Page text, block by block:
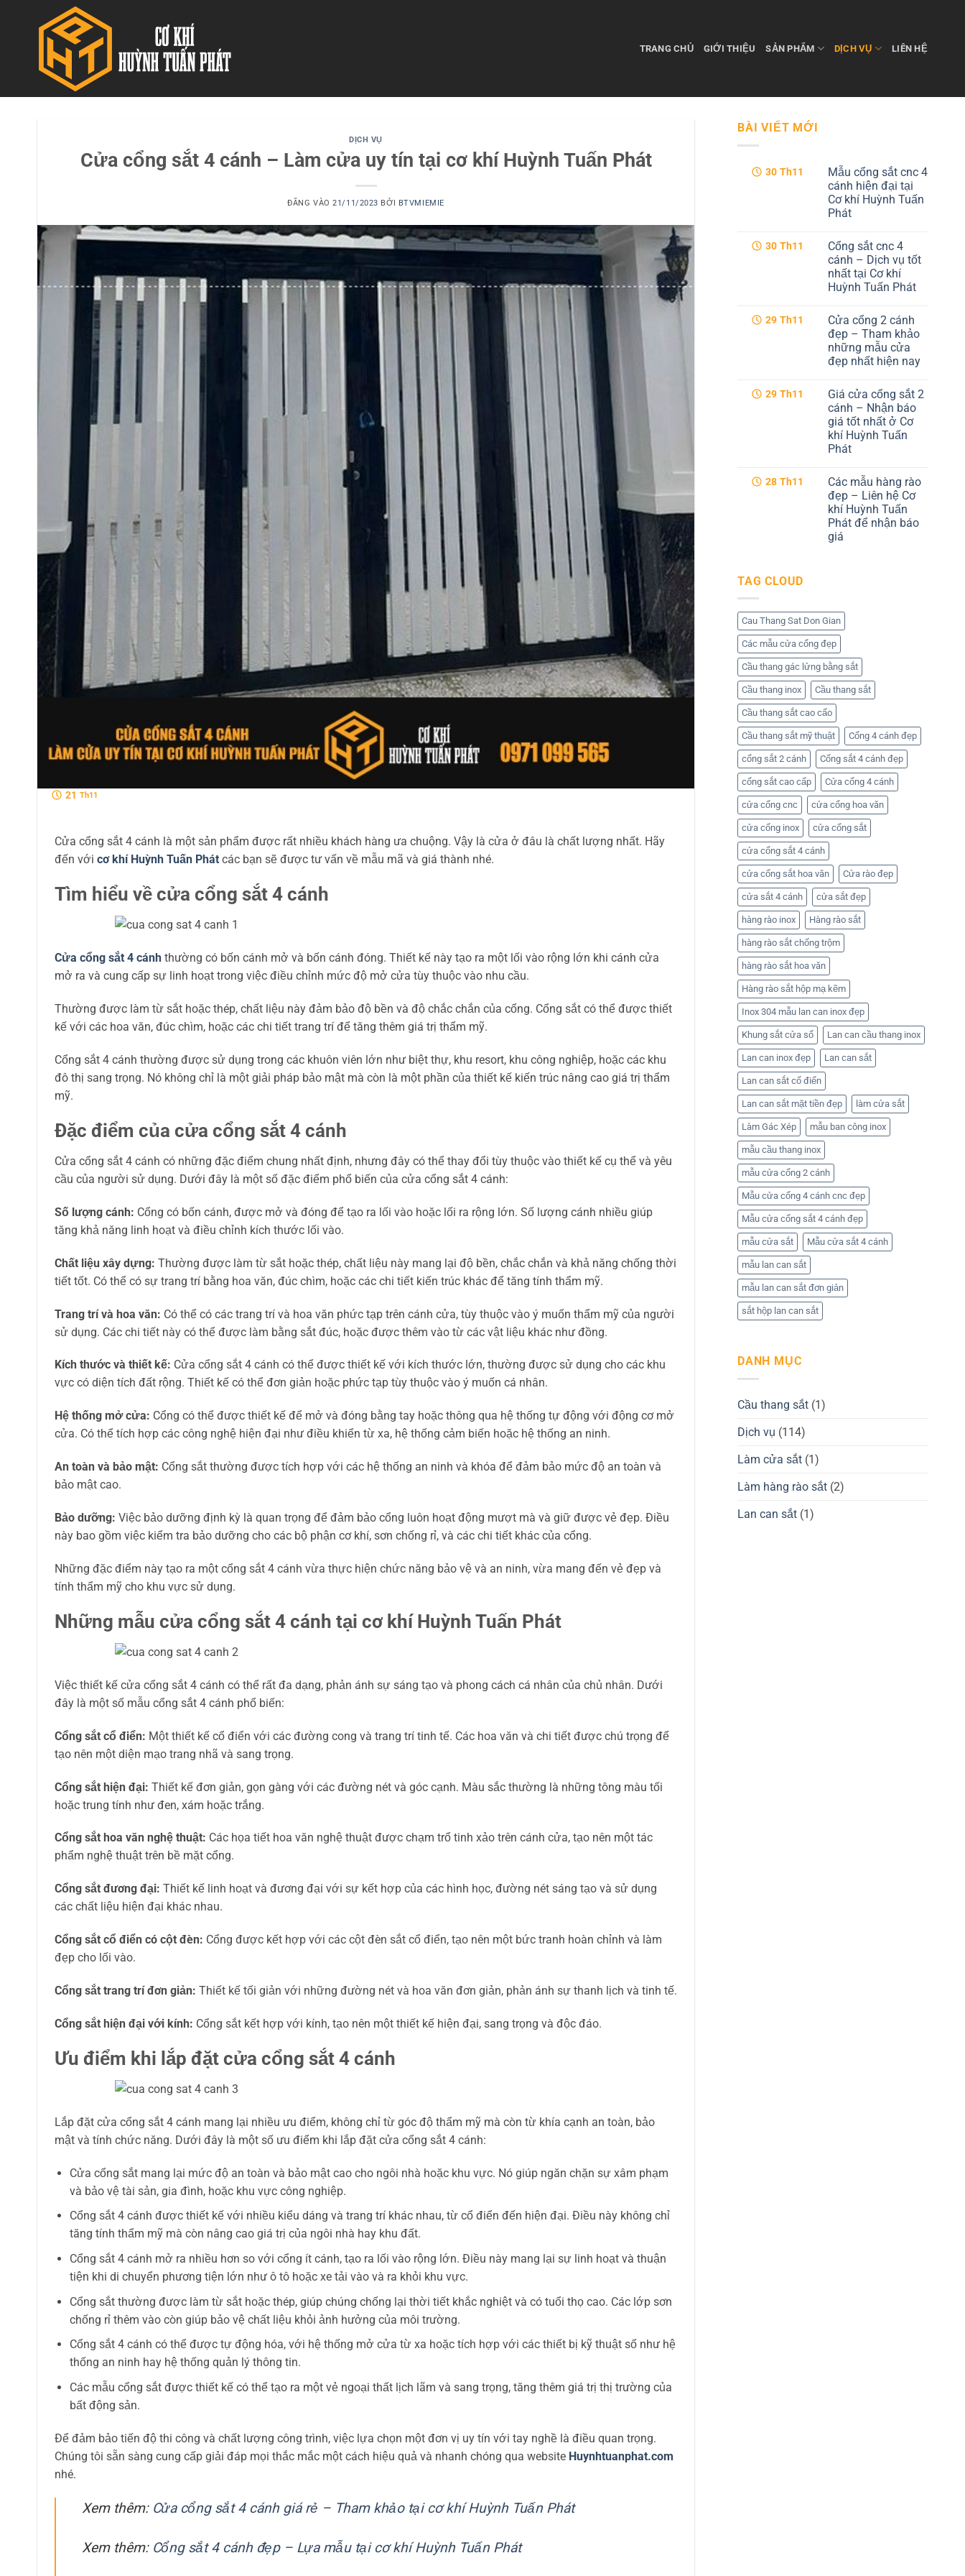
TRANG CHỦ GIỚI THIỆU SẢN PHẨM DỊCH VỤ LIÊN HỆ
DỊCH VỤ
Cửa cổng sắt 4 cánh – Làm cửa uy tín tại cơ khí Huỳnh Tuấn Phát
ĐĂNG VÀO21/11/2023 BỞI BTVMIEMIE
21 Th11
Cửa cổng sắt 4 cánh là một sản phẩm được rất nhiều khách hàng ưa chuộng. Vậy là cửa ở đâu là chất lượng nhất. Hãy
đến với cơ khí Huỳnh Tuấn Phát các bạn sẽ được tư vấn về mẫu mã và giá thành nhé.
Tìm hiểu về cửa cổng sắt 4 cánh
Cửa cổng sắt 4 cánh thường có bốn cánh mở và bốn cánh đóng. Thiết kế này tạo ra một lối vào rộng lớn khi cánh cửa
mở ra và cung cấp sự linh hoạt trong việc điều chỉnh mức độ mở cửa tùy thuộc vào nhu cầu.
Thường được làm từ sắt hoặc thép, chất liệu này đảm bảo độ bền và độ chắc chắn của cổng. Cổng sắt có thể được thiết
kế với các hoa văn, đúc chìm, hoặc các chi tiết trang trí để tăng thêm giá trị thẩm mỹ.
Cổng sắt 4 cánh thường được sử dụng trong các khuôn viên lớn như biệt thự, khu resort, khu công nghiệp, hoặc các khu
đô thị sang trọng. Nó không chỉ là một giải pháp bảo mật mà còn là một phần của thiết kế kiến trúc nâng cao giá trị thẩm
mỹ.
Đặc điểm của cửa cổng sắt 4 cánh
Cửa cổng sắt 4 cánh có những đặc điểm chung nhất định, nhưng đây có thể thay đổi tùy thuộc vào thiết kế cụ thể và yêu
cầu của người sử dụng. Dưới đây là một số đặc điểm phổ biến của cửa cổng sắt 4 cánh:
Số lượng cánh: Cổng có bốn cánh, được mở và đóng để tạo ra lối vào hoặc lối ra rộng lớn. Số lượng cánh nhiều giúp
tăng khả năng linh hoạt và điều chỉnh kích thước lối vào.
Chất liệu xây dựng: Thường được làm từ sắt hoặc thép, chất liệu này mang lại độ bền, chắc chắn và khả năng chống thời
tiết tốt. Có thể có sự trang trí bằng hoa văn, đúc chìm, hoặc các chi tiết kiến trúc khác để tăng tính thẩm mỹ.
Trang trí và hoa văn: Có thể có các trang trí và hoa văn phức tạp trên cánh cửa, tùy thuộc vào ý muốn thẩm mỹ của người
sử dụng. Các chi tiết này có thể được làm bằng sắt đúc, hoặc được thêm vào từ các vật liệu khác như đồng.
Kích thước và thiết kế: Cửa cổng sắt 4 cánh có thể được thiết kế với kích thước lớn, thường được sử dụng cho các khu
vực có diện tích đất rộng. Thiết kế có thể đơn giản hoặc phức tạp tùy thuộc vào ý muốn cá nhân.
Hệ thống mở cửa: Cổng có thể được thiết kế để mở và đóng bằng tay hoặc thông qua hệ thống tự động với động cơ mở
cửa. Có thể tích hợp các công nghệ hiện đại như điều khiển từ xa, hệ thống cảm biến hoặc hệ thống an ninh.
An toàn và bảo mật: Cổng sắt thường được tích hợp với các hệ thống an ninh và khóa để đảm bảo mức độ an toàn và
bảo mật cao.
Bảo dưỡng: Việc bảo dưỡng định kỳ là quan trọng để đảm bảo cổng luôn hoạt động mượt mà và giữ được vẻ đẹp. Điều
này bao gồm việc kiểm tra bảo dưỡng cho các bộ phận cơ khí, sơn chống rỉ, và các chi tiết khác của cổng.
Những đặc điểm này tạo ra một cổng sắt 4 cánh vừa thực hiện chức năng bảo vệ và an ninh, vừa mang đến vẻ đẹp và
tính thẩm mỹ cho khu vực sử dụng.
Những mẫu cửa cổng sắt 4 cánh tại cơ khí Huỳnh Tuấn Phát
Việc thiết kế cửa cổng sắt 4 cánh có thể rất đa dạng, phản ánh sự sáng tạo và phong cách cá nhân của chủ nhân. Dưới
đây là một số mẫu cổng sắt 4 cánh phổ biến:
Cổng sắt cổ điển: Một thiết kế cổ điển với các đường cong và trang trí tinh tế. Các hoa văn và chi tiết được chú trọng để
tạo nên một diện mạo trang nhã và sang trọng.
Cổng sắt hiện đại: Thiết kế đơn giản, gọn gàng với các đường nét và góc cạnh. Màu sắc thường là những tông màu tối
hoặc trung tính như đen, xám hoặc trắng.
Cổng sắt hoa văn nghệ thuật: Các họa tiết hoa văn nghệ thuật được chạm trổ tinh xảo trên cánh cửa, tạo nên một tác
phẩm nghệ thuật trên bề mặt cổng.
Cổng sắt đương đại: Thiết kế linh hoạt và đương đại với sự kết hợp của các hình học, đường nét sáng tạo và sử dụng
các chất liệu hiện đại khác nhau.
Cổng sắt cổ điển có cột đèn: Cổng được kết hợp với các cột đèn sắt cổ điển, tạo nên một bức tranh hoàn chỉnh và làm
đẹp cho lối vào.
Cổng sắt trang trí đơn giản: Thiết kế tối giản với những đường nét và hoa văn đơn giản, phản ánh sự thanh lịch và tinh tế.
Cổng sắt hiện đại với kính: Cổng sắt kết hợp với kính, tạo nên một thiết kế hiện đại, sang trọng và độc đáo.
Ưu điểm khi lắp đặt cửa cổng sắt 4 cánh
Lắp đặt cửa cổng sắt 4 cánh mang lại nhiều ưu điểm, không chỉ từ góc độ thẩm mỹ mà còn từ khía cạnh an toàn, bảo
mật và tính chức năng. Dưới đây là một số ưu điểm khi lắp đặt cửa cổng sắt 4 cánh:
Cửa cổng sắt mang lại mức độ an toàn và bảo mật cao cho ngôi nhà hoặc khu vực. Nó giúp ngăn chặn sự xâm phạm
và bảo vệ tài sản, gia đình, hoặc khu vực công nghiệp.
Cổng sắt 4 cánh được thiết kế với nhiều kiểu dáng và trang trí khác nhau, từ cổ điển đến hiện đại. Điều này không chỉ
tăng tính thẩm mỹ mà còn nâng cao giá trị của ngôi nhà hay khu đất.
Cổng sắt 4 cánh mở ra nhiều hơn so với cổng ít cánh, tạo ra lối vào rộng lớn. Điều này mang lại sự linh hoạt và thuận
tiện khi di chuyển phương tiện lớn như ô tô hoặc xe tải vào và ra khỏi khu vực.
Cổng sắt thường được làm từ sắt hoặc thép, giúp chúng chống lại thời tiết khắc nghiệt và có tuổi thọ cao. Các lớp sơn
chống rỉ thêm vào còn giúp bảo vệ chất liệu khỏi ảnh hưởng của môi trường.
Cổng sắt 4 cánh có thể được tự động hóa, với hệ thống mở cửa từ xa hoặc tích hợp với các thiết bị kỹ thuật số như hệ
thống an ninh hay hệ thống quản lý thông tin.
Các mẫu cổng sắt được thiết kế có thể tạo ra một vẻ ngoại thất lịch lãm và sang trọng, tăng thêm giá trị thị trường của
bất động sản.
Để đảm bảo tiến độ thi công và chất lượng công trình, việc lựa chọn một đơn vị uy tín với tay nghề là điều quan trọng.
Chúng tôi sẵn sàng cung cấp giải đáp mọi thắc mắc một cách hiệu quả và nhanh chóng qua website Huynhtuanphat.com
nhé.
Xem thêm: Cửa cổng sắt 4 cánh giá rẻ – Tham khảo tại cơ khí Huỳnh Tuấn Phát
Xem thêm: Cổng sắt 4 cánh đẹp – Lựa mẫu tại cơ khí Huỳnh Tuấn Phát
BÀI VIẾT MỚI
30 Th11
Mẫu cổng sắt cnc 4
cánh hiện đại tại
Cơ khí Huỳnh Tuấn
Phát
bình
luận
ở
Mẫu
cổng
sắt
cánh
hiện
đại
tại
Cơ
khí
Phát
30 Th11
Cổng sắt cnc 4
cánh – Dịch vụ tốt
nhất tại Cơ khí
Huỳnh Tuấn Phát
bình
luận
ở
Cổng
sắt
cnc
–
Dịch
vụ
tốt
nhất
tại
Cơ
Tuấn
Phát
29 Th11
Cửa cổng 2 cánh
đẹp – Tham khảo
những mẫu cửa
đẹp nhất hiện nay
bình
luận
ở
Cửa
cổng
2
cánh
Tham
khảo
những
mẫu
cửa
đẹp
nhất
hiện
29 Th11
Giá cửa cổng sắt 2
cánh – Nhận báo
giá tốt nhất ở Cơ
khí Huỳnh Tuấn
Phát
bình
luận
ở
Giá
cửa
cổng
sắt
nhất
ở
Cơ
khí
Huỳnh
Tuấn
Phát
28 Th11
Các mẫu hàng rào
đẹp – Liên hệ Cơ
khí Huỳnh Tuấn
Phát để nhận báo
giá
hàng
rào
đẹp
–
Liên
hệ
Cơ
khí
Huỳnh
Tuấn
Phát
để
nhận
báo
giá
TAG CLOUD
Cau Thang Sat Don Gian
Các mẫu cửa cổng đẹp
Cầu thang gác lửng bằng sắt
Cầu thang inox Cầu thang sắt
Cầu thang sắt cao cấo
Cầu thang sắt mỹ thuật Cổng 4 cánh đẹp
cổng sắt 2 cánh Cổng sắt 4 cánh đẹp
cổng sắt cao cấp Cửa cổng 4 cánh
cửa cổng cnc cửa cổng hoa văn
cửa cổng inox cửa cổng sắt
cửa cổng sắt 4 cánh
cửa cổng sắt hoa văn Cửa rào đẹp
cửa sắt 4 cánh cửa sắt đẹp
hàng rào inox Hàng rào sắt
hàng rào sắt chống trộm
hàng rào sắt hoa văn
Hàng rào sắt hộp mạ kẽm
Inox 304 mẫu lan can inox đẹp
Khung sắt cửa sổ Lan can cầu thang inox
Lan can inox đẹp Lan can sắt
Lan can sắt cổ điển
Lan can sắt mặt tiền đẹp làm cửa sắt
Làm Gác Xép mẫu ban công inox
mẫu cầu thang inox
mẫu cửa cổng 2 cánh
Mẫu cửa cổng 4 cánh cnc đẹp
Mẫu cửa cổng sắt 4 cánh đẹp
mẫu cửa sắt Mẫu cửa sắt 4 cánh
mẫu lan can sắt
mẫu lan can sắt đơn giản
sắt hộp lan can sắt
DANH MỤC
Cầu thang sắt (1)
Dịch vụ (114)
Làm cửa sắt (1)
Làm hàng rào sắt (2)
Lan can sắt (1)